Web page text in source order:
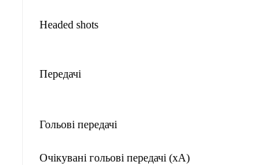
Headed shots
Передачі
Гольові передачі
Очікувані гольові передачі (xA)